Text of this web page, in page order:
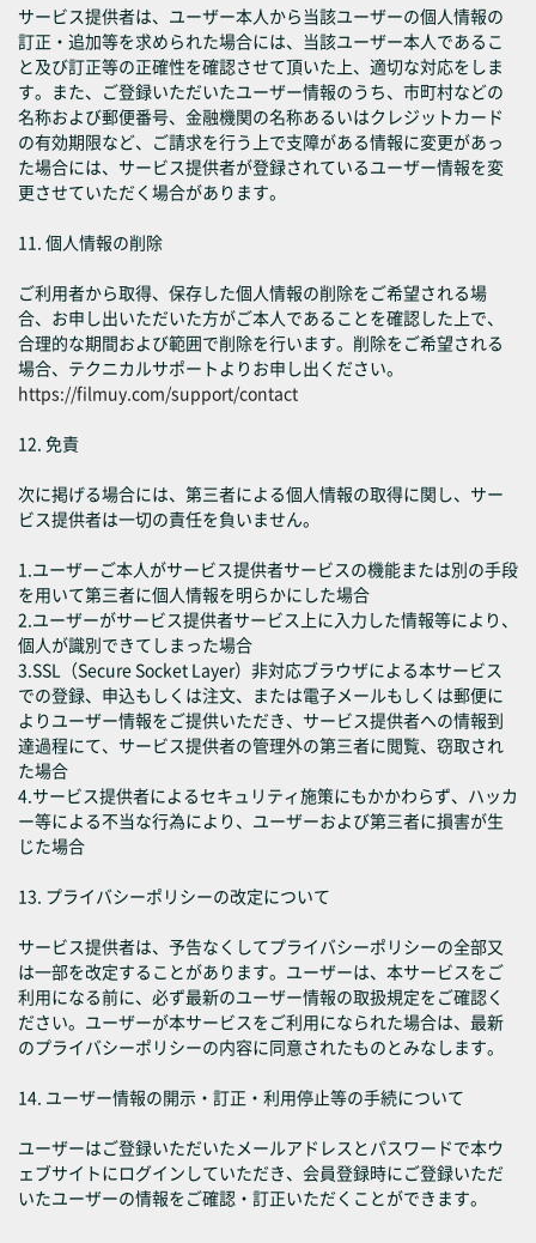
サービス提供者は、ユーザー本人から当該ユーザーの個人情報の
訂正・追加等を求められた場合には、当該ユーザー本人であるこ
と及び訂正等の正確性を確認させて頂いた上、適切な対応をしま
す。また、ご登録いただいたユーザー情報のうち、市町村などの
名称および郵便番号、金融機関の名称あるいはクレジットカード
の有効期限など、ご請求を行う上で支障がある情報に変更があっ
た場合には、サービス提供者が登録されているユーザー情報を変
更させていただく場合があります。
11. 個人情報の削除
ご利用者から取得、保存した個人情報の削除をご希望される場
合、お申し出いただいた方がご本人であることを確認した上で、
合理的な期間および範囲で削除を行います。削除をご希望される
場合、テクニカルサポートよりお申し出ください。
https://filmuy.com/support/contact
12. 免責
次に掲げる場合には、第三者による個人情報の取得に関し、サー
ビス提供者は一切の責任を負いません。
1.ユーザーご本人がサービス提供者サービスの機能または別の手段
を用いて第三者に個人情報を明らかにした場合
2.ユーザーがサービス提供者サービス上に入力した情報等により、
個人が識別できてしまった場合
3.SSL（Secure Socket Layer）非対応ブラウザによる本サービス
での登録、申込もしくは注文、または電子メールもしくは郵便に
よりユーザー情報をご提供いただき、サービス提供者への情報到
達過程にて、サービス提供者の管理外の第三者に閲覧、窃取され
た場合
4.サービス提供者によるセキュリティ施策にもかかわらず、ハッカ
ー等による不当な行為により、ユーザーおよび第三者に損害が生
じた場合
13. プライバシーポリシーの改定について
サービス提供者は、予告なくしてプライバシーポリシーの全部又
は一部を改定することがあります。ユーザーは、本サービスをご
利用になる前に、必ず最新のユーザー情報の取扱規定をご確認く
ださい。ユーザーが本サービスをご利用になられた場合は、最新
のプライバシーポリシーの内容に同意されたものとみなします。
14. ユーザー情報の開示・訂正・利用停止等の手続について
ユーザーはご登録いただいたメールアドレスとパスワードで本ウ
ェブサイトにログインしていただき、会員登録時にご登録いただ
いたユーザーの情報をご確認・訂正いただくことができます。